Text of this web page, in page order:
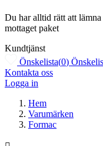
Du har alltid rätt att
mottaget paket
Kundtjänst
Önskelista(0)
Kontakta oss
Logga in
Hem
Varumärken
Formac